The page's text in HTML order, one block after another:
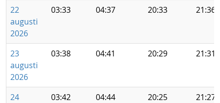
22
augusti
2026
03:33 04:37 20:33 21:36
23
augusti
2026
03:38 04:41 20:29 21:31
24
03:42 04:44 20:25 21:27